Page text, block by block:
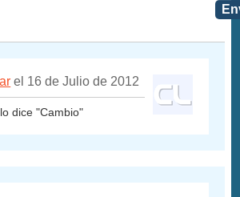
el 16 de Julio de 2012
dice "Cambio"